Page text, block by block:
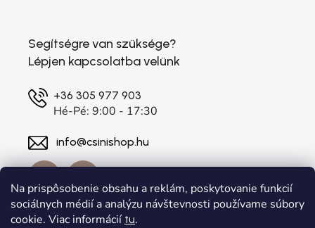
Na prispôsobenie obsahu a reklám, poskytovanie funkcií
sociálnych médií a analýzu návštevnosti používame súbory
cookie. Viac informácií tu.
Segítségre van szüksége?
Lépjen kapcsolatba velünk
+36 305 977 903
Hé-Pé: 9:00 - 17:30
info@csinishop.hu